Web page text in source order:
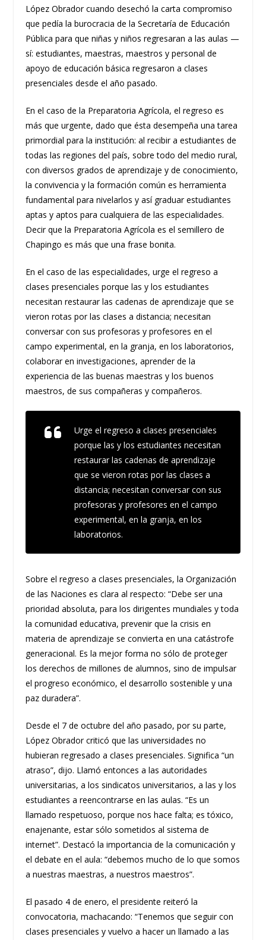
López Obrador cuando desechó la carta compromiso
que pedía la burocracia de la Secretaría de Educación
Pública para que niñas y niños regresaran a las aulas —
sí: estudiantes, maestras, maestros y personal de
apoyo de educación básica regresaron a clases
presenciales desde el año pasado.
En el caso de la Preparatoria Agrícola, el regreso es
más que urgente, dado que ésta desempeña una tarea
primordial para la institución: al recibir a estudiantes de
todas las regiones del país, sobre todo del medio rural,
con diversos grados de aprendizaje y de conocimiento,
la convivencia y la formación común es herramienta
fundamental para nivelarlos y así graduar estudiantes
aptas y aptos para cualquiera de las especialidades.
Decir que la Preparatoria Agrícola es el semillero de
Chapingo es más que una frase bonita.
En el caso de las especialidades, urge el regreso a
clases presenciales porque las y los estudiantes
necesitan restaurar las cadenas de aprendizaje que se
vieron rotas por las clases a distancia; necesitan
conversar con sus profesoras y profesores en el
campo experimental, en la granja, en los laboratorios,
colaborar en investigaciones, aprender de la
experiencia de las buenas maestras y los buenos
maestros, de sus compañeras y compañeros.
Urge el regreso a clases presenciales
porque las y los estudiantes necesitan
restaurar las cadenas de aprendizaje
que se vieron rotas por las clases a
distancia; necesitan conversar con sus
profesoras y profesores en el campo
experimental, en la granja, en los
laboratorios.
Sobre el regreso a clases presenciales, la Organización
de las Naciones es clara al respecto: “Debe ser una
prioridad absoluta, para los dirigentes mundiales y toda
la comunidad educativa, prevenir que la crisis en
materia de aprendizaje se convierta en una catástrofe
generacional. Es la mejor forma no sólo de proteger
los derechos de millones de alumnos, sino de impulsar
el progreso económico, el desarrollo sostenible y una
paz duradera”.
Desde el 7 de octubre del año pasado, por su parte,
López Obrador criticó que las universidades no
hubieran regresado a clases presenciales. Significa “un
atraso”, dijo. Llamó entonces a las autoridades
universitarias, a los sindicatos universitarios, a las y los
estudiantes a reencontrarse en las aulas. “Es un
llamado respetuoso, porque nos hace falta; es tóxico,
enajenante, estar sólo sometidos al sistema de
internet”. Destacó la importancia de la comunicación y
el debate en el aula: “debemos mucho de lo que somos
a nuestras maestras, a nuestros maestros”.
El pasado 4 de enero, el presidente reiteró la
convocatoria, machacando: “Tenemos que seguir con
clases presenciales y vuelvo a hacer un llamado a las